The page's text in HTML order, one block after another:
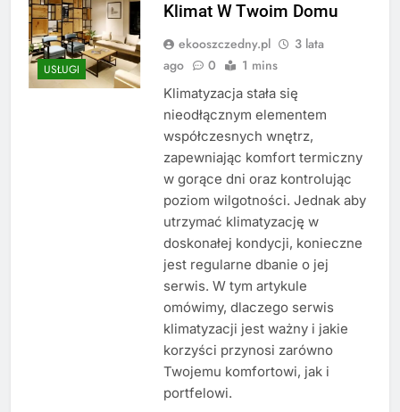
USŁUGI
Klimat W Twoim Domu
ekooszczedny.pl
3 lata
ago
0 1 mins
Klimatyzacja stała się
nieodłącznym elementem
współczesnych wnętrz,
zapewniając komfort termiczny
w gorące dni oraz kontrolując
poziom wilgotności. Jednak aby
utrzymać klimatyzację w
doskonałej kondycji, konieczne
jest regularne dbanie o jej
serwis. W tym artykule
omówimy, dlaczego serwis
klimatyzacji jest ważny i jakie
korzyści przynosi zarówno
Twojemu komfortowi, jak i
portfelowi.